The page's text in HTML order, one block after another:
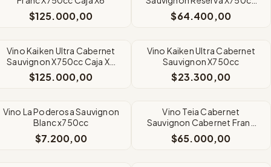
$125.000,00
Caja X6
$64.400,00
Vino Kaiken Ultra Cabernet
Sauvignon X750cc Caja X6
Envios
$125.000,00
Vino Kaiken Ultra Cabernet
Sauvignon X750cc
$23.300,00
Vino La Poderosa Sauvignon
Blanc x750cc
$7.200,00
Vino Teia Cabernet
Sauvignon Cabernet Franc
x750cc Caja X6
$65.000,00